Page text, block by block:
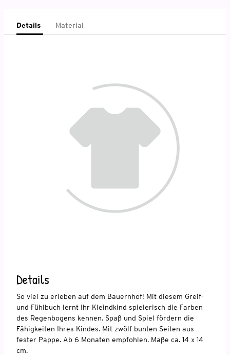
Details Material
Details
So viel zu erleben auf dem Bauernhof! Mit diesem Greif-
und Fühlbuch lernt Ihr Kleindkind spielerisch die Farben
des Regenbogens kennen. Spaß und Spiel fördern die
Fähigkeiten Ihres Kindes. Mit zwölf bunten Seiten aus
fester Pappe. Ab 6 Monaten empfohlen. Maße ca. 14 x 14
cm.